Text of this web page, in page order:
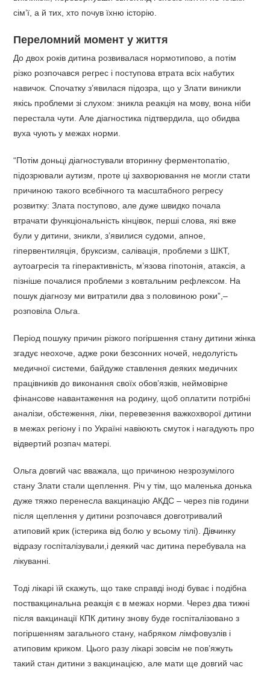
сім’ї, а й тих, хто почув їхню історію.
Переломний момент у життя
До двох років дитина розвивалася нормотипово, а потім
різко розпочався регрес і поступова втрата всіх набутих
навичок. Спочатку з’явилася підозра, що у Злати виникли
якісь проблеми зі слухом: зникла реакція на мову, вона ніби
перестала чути. Але діагностика підтвердила, що обидва
вуха чують у межах норми.
“Потім доньці діагностували вторинну ферментопатію,
підозрювали аутизм, проте ці захворювання не могли стати
причиною такого всебічного та масштабного регресу
розвитку: Злата поступово, але дуже швидко почала
втрачати функціональність кінцівок, перші слова, які вже
були у дитини, зникли, з’явилися судоми, апное,
гіпервентиляція, бруксизм, салівація, проблеми з ШКТ,
аутоагресія та гіперактивність, м’язова гіпотонія, атаксія, а
пізніше почалися проблеми з ковтальним рефлексом. На
пошук діагнозу ми витратили два з половиною роки”,–
розповіла Ольга.
Період пошуку причин різкого погіршення стану дитини жінка
згадує неохоче, адже роки безсонних ночей, недолугість
медичної системи, байдуже ставлення деяких медичних
працівників до виконання своїх обов’язків, неймовірне
фінансове навантаження на родину, щоб оплатити потрібні
аналізи, обстеження, ліки, перевезення важкохворої дитини
в межах регіону і по Україні навіюють смуток і нагадують про
відвертий розпач матері.
Ольга довгий час вважала, що причиною незрозумілого
стану Злати стали щеплення. Річ у тім, що маленька донька
дуже тяжко перенесла вакцинацію АКДС – через пів години
після щеплення у дитини розпочався довготривалий
атиповий крик (істерика від болю у всьому тілі). Дівчинку
відразу госпіталізували,і деякий час дитина перебувала на
лікуванні.
Тоді лікарі їй скажуть, що таке справді іноді буває і подібна
поствакцинальна реакція є в межах норми. Через два тижні
після вакцинації КПК дитину знову буде госпіталізовано з
погіршенням загального стану, набряком лімфовузлів і
атиповим криком. Цього разу лікарі зовсім не пов’яжуть
такий стан дитини з вакцинацією, але мати ще довгий час